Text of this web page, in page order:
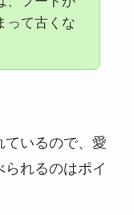
って古くな
ているので、愛
れるのはポイ